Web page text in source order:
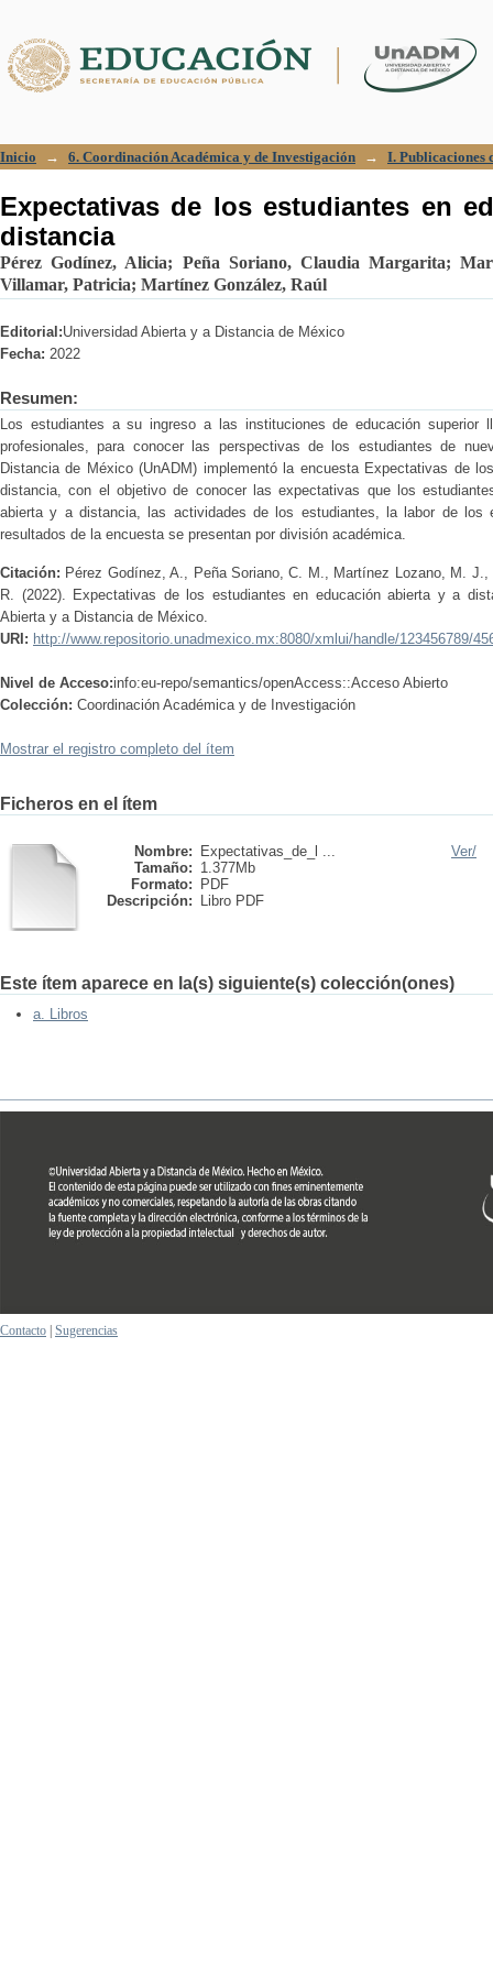
Inicio → 6. Coordinación Académica y de Investigación → I. Publicaciones
Expectativas de los estudiantes en
distancia
Pérez Godínez, Alicia; Peña Soriano, Claudia Margarita;
Villamar, Patricia; Martínez González, Raúl
Editorial:Universidad Abierta y a Distancia de México
Fecha: 2022
Resumen:
Los estudiantes a su ingreso a las instituciones de educación superior
profesionales, para conocer las perspectivas de los estudiantes de
Distancia de México (UnADM) implementó la encuesta Expectativas de
distancia, con el objetivo de conocer las expectativas que los
abierta y a distancia, las actividades de los estudiantes, la labor de los
resultados de la encuesta se presentan por división académica.
Citación: Pérez Godínez, A., Peña Soriano, C. M., Martínez Lozano, M.
R. (2022). Expectativas de los estudiantes en educación abierta y a
Abierta y a Distancia de México.
URI: http://www.repositorio.unadmexico.mx:8080/xmlui/handle/123456789/
Nivel de Acceso:info:eu-repo/semantics/openAccess::Acceso Abierto
Colección: Coordinación Académica y de Investigación
Mostrar el registro completo del ítem
Ficheros en el ítem
Nombre:
Expectativas_de_l ...
Tamaño: 1.377Mb
Formato:
PDF
Descripción:
Libro PDF
Ver/
Este ítem aparece en la(s) siguiente(s) colección(ones)
a. Libros
Contacto Sugerencias